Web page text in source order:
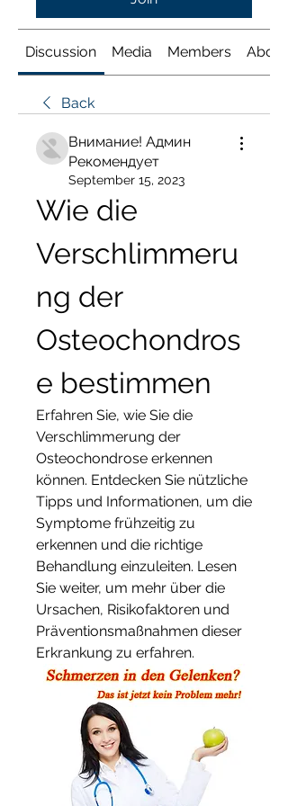
Discussion Media Members About
Back
Внимание! Админ
Рекомендует
September 15, 2023
Wie die
Verschlimmeru
ng der
Osteochondros
e bestimmen
Erfahren Sie, wie Sie die
Verschlimmerung der
Osteochondrose erkennen
können. Entdecken Sie nützliche
Tipps und Informationen, um die
Symptome frühzeitig zu
erkennen und die richtige
Behandlung einzuleiten. Lesen
Sie weiter, um mehr über die
Ursachen, Risikofaktoren und
Präventionsmaßnahmen dieser
Erkrankung zu erfahren.